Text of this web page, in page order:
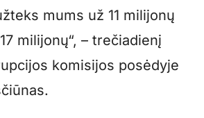
mums už 11 milijonų
milijonų“, – trečiadienį
komisijos posėdyje